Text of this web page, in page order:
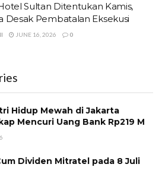
Sultan Ditentukan Kamis,
Desak Pembatalan Eksekusi
JUNE 16, 2026 0
Hidup Mewah di Jakarta
Mencuri Uang Bank Rp219 M
Dividen Mitratel pada 8 Juli